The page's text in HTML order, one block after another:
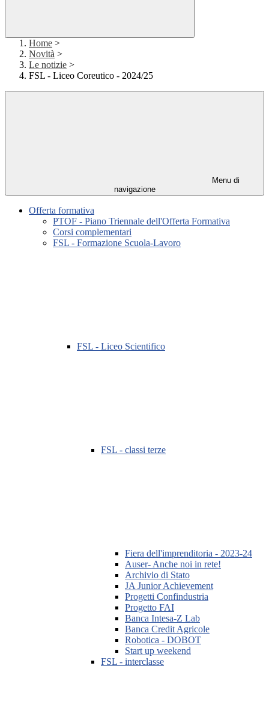
Home >
Novità >
Le notizie >
FSL - Liceo Coreutico - 2024/25
Menu di
navigazione
Offerta formativa
PTOF - Piano Triennale dell'Offerta Formativa
Corsi complementari
FSL - Formazione Scuola-Lavoro
FSL - Liceo Scientifico
FSL - classi terze
Fiera dell'imprenditoria - 2023-24
Auser- Anche noi in rete!
Archivio di Stato
JA Junior Achievement
Progetti Confindustria
Progetto FAI
Banca Intesa-Z Lab
Banca Credit Agricole
Robotica - DOBOT
Start up weekend
FSL - interclasse